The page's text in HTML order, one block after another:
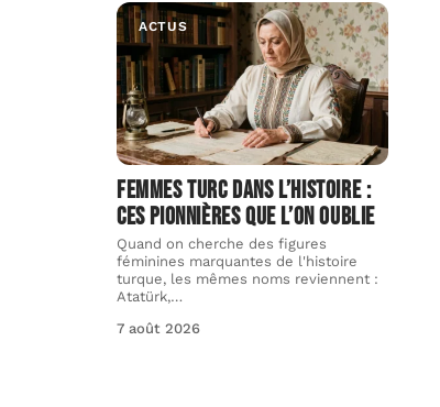
ACTUS
Femmes turc dans l’histoire :
ces pionnières que l’on oublie
Quand on cherche des figures
féminines marquantes de l'histoire
turque, les mêmes noms reviennent :
Atatürk,…
7 août 2026